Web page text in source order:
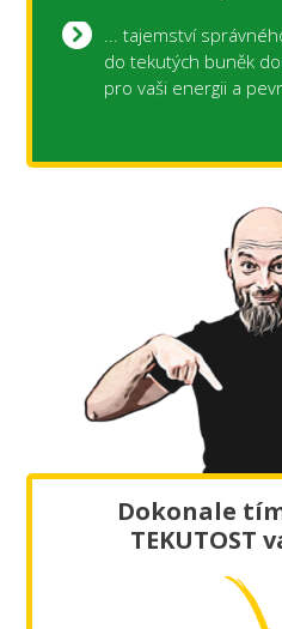
... tajemství
do tekutých buněk
pro vaši energii a
Dokonale
TEKUTOST